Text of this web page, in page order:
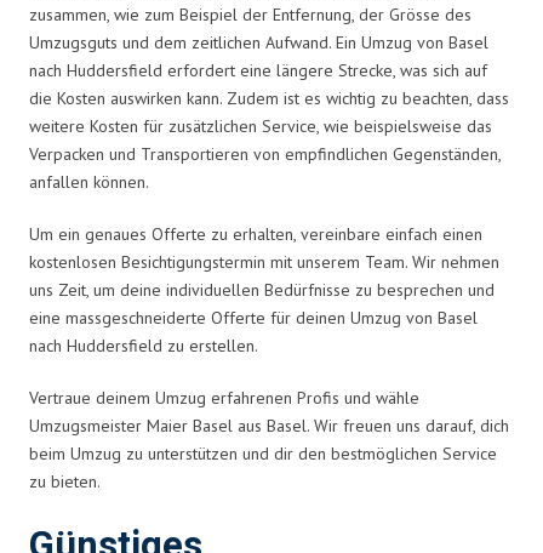
zusammen, wie zum Beispiel der Entfernung, der Grösse des
Umzugsguts und dem zeitlichen Aufwand. Ein Umzug von Basel
nach Huddersfield erfordert eine längere Strecke, was sich auf
die Kosten auswirken kann. Zudem ist es wichtig zu beachten, dass
weitere Kosten für zusätzlichen Service, wie beispielsweise das
Verpacken und Transportieren von empfindlichen Gegenständen,
anfallen können.
Um ein genaues Offerte zu erhalten, vereinbare einfach einen
kostenlosen Besichtigungstermin mit unserem Team. Wir nehmen
uns Zeit, um deine individuellen Bedürfnisse zu besprechen und
eine massgeschneiderte Offerte für deinen Umzug von Basel
nach Huddersfield zu erstellen.
Vertraue deinem Umzug erfahrenen Profis und wähle
Umzugsmeister Maier Basel aus Basel. Wir freuen uns darauf, dich
beim Umzug zu unterstützen und dir den bestmöglichen Service
zu bieten.